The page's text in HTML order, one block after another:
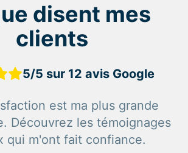
disent mes
clients
5/5 sur 12 avis Google
est ma plus grande
Découvrez les témoignages
qui m'ont fait confiance.